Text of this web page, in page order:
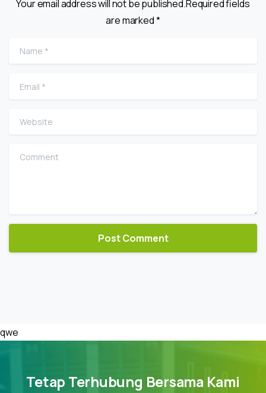
Your email address will not be published.Required fields
are marked *
Name
Email
Website
Comment
qwe
Tetap Terhubung Bersama Kami